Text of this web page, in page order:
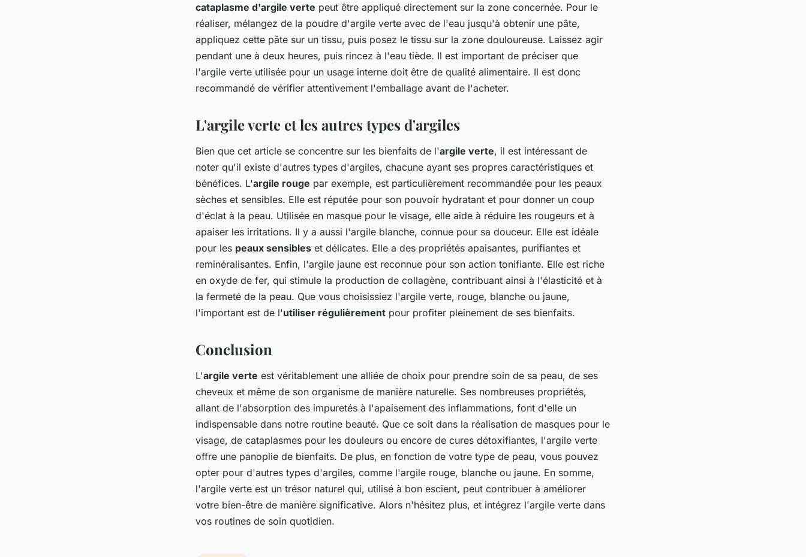
cataplasme d'argile verte peut être appliqué directement sur la zone concernée. Pour le
réaliser, mélangez de la poudre d'argile verte avec de l'eau jusqu'à obtenir une pâte,
appliquez cette pâte sur un tissu, puis posez le tissu sur la zone douloureuse. Laissez agir
pendant une à deux heures, puis rincez à l'eau tiède. Il est important de préciser que
l'argile verte utilisée pour un usage interne doit être de qualité alimentaire. Il est donc
recommandé de vérifier attentivement l'emballage avant de l'acheter.
L'argile verte et les autres types d'argiles
Bien que cet article se concentre sur les bienfaits de l'argile verte, il est intéressant de
noter qu'il existe d'autres types d'argiles, chacune ayant ses propres caractéristiques et
bénéfices. L'argile rouge par exemple, est particulièrement recommandée pour les peaux
sèches et sensibles. Elle est réputée pour son pouvoir hydratant et pour donner un coup
d'éclat à la peau. Utilisée en masque pour le visage, elle aide à réduire les rougeurs et à
apaiser les irritations. Il y a aussi l'argile blanche, connue pour sa douceur. Elle est idéale
pour les peaux sensibles et délicates. Elle a des propriétés apaisantes, purifiantes et
reminéralisantes. Enfin, l'argile jaune est reconnue pour son action tonifiante. Elle est riche
en oxyde de fer, qui stimule la production de collagène, contribuant ainsi à l'élasticité et à
la fermeté de la peau. Que vous choisissiez l'argile verte, rouge, blanche ou jaune,
l'important est de l'utiliser régulièrement pour profiter pleinement de ses bienfaits.
Conclusion
L'argile verte est véritablement une alliée de choix pour prendre soin de sa peau, de ses
cheveux et même de son organisme de manière naturelle. Ses nombreuses propriétés,
allant de l'absorption des impuretés à l'apaisement des inflammations, font d'elle un
indispensable dans notre routine beauté. Que ce soit dans la réalisation de masques pour le
visage, de cataplasmes pour les douleurs ou encore de cures détoxifiantes, l'argile verte
offre une panoplie de bienfaits. De plus, en fonction de votre type de peau, vous pouvez
opter pour d'autres types d'argiles, comme l'argile rouge, blanche ou jaune. En somme,
l'argile verte est un trésor naturel qui, utilisé à bon escient, peut contribuer à améliorer
votre bien-être de manière significative. Alors n'hésitez plus, et intégrez l'argile verte dans
vos routines de soin quotidien.